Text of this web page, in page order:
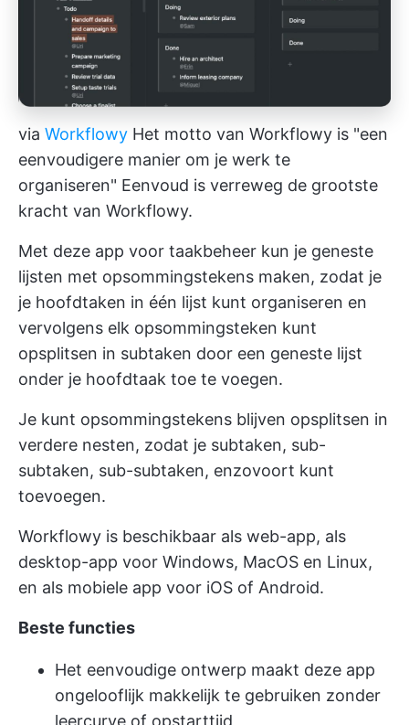
via Workflowy Het motto van Workflowy is "een
eenvoudigere manier om je werk te
organiseren" Eenvoud is verreweg de grootste
kracht van Workflowy.
Met deze app voor taakbeheer kun je geneste
lijsten met opsommingstekens maken, zodat je
je hoofdtaken in één lijst kunt organiseren en
vervolgens elk opsommingsteken kunt
opsplitsen in subtaken door een geneste lijst
onder je hoofdtaak toe te voegen.
Je kunt opsommingstekens blijven opsplitsen in
verdere nesten, zodat je subtaken, sub-
subtaken, sub-subtaken, enzovoort kunt
toevoegen.
Workflowy is beschikbaar als web-app, als
desktop-app voor Windows, MacOS en Linux,
en als mobiele app voor iOS of Android.
Beste functies
Het eenvoudige ontwerp maakt deze app
ongelooflijk makkelijk te gebruiken zonder
leercurve of opstarttijd